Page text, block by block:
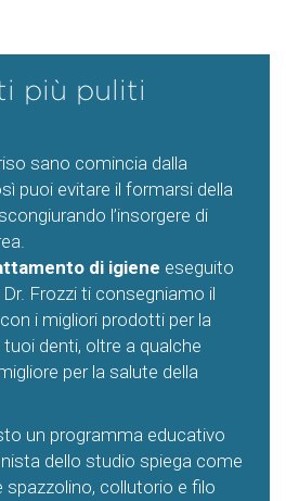
più puliti
sano comincia dalla
puoi evitare il formarsi della
l’insorgere di
di igiene eseguito
Frozzi ti consegniamo il
con i migliori prodotti per la
denti, oltre a qualche
per la salute della
un programma educativo
dello studio spiega come
collutorio e filo